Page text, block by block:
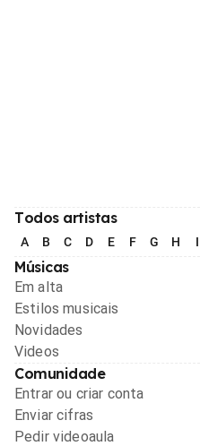
Todos artistas
A B C D E F G H I
Músicas
Em alta
Estilos musicais
Novidades
Videos
Comunidade
Entrar ou criar conta
Enviar cifras
Pedir videoaula